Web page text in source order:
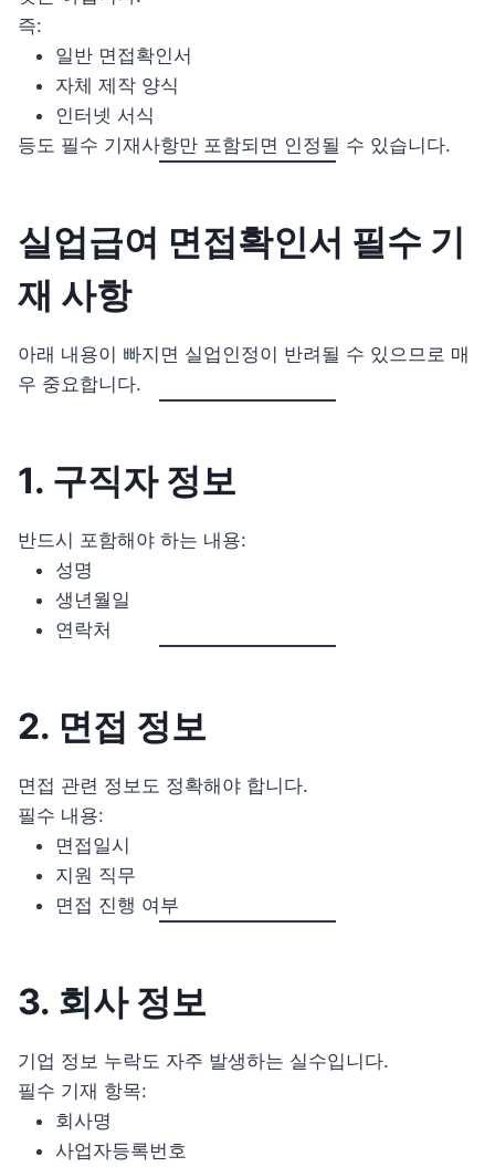
즉:
일반 면접확인서
자체 제작 양식
인터넷 서식
등도 필수 기재사항만 포함되면 인정될 수 있습니다.
실업급여 면접확인서 필수 기
재 사항
아래 내용이 빠지면 실업인정이 반려될 수 있으므로 매
우 중요합니다.
1. 구직자 정보
반드시 포함해야 하는 내용:
성명
생년월일
연락처
2. 면접 정보
면접 관련 정보도 정확해야 합니다.
필수 내용:
면접일시
지원 직무
면접 진행 여부
3. 회사 정보
기업 정보 누락도 자주 발생하는 실수입니다.
필수 기재 항목:
회사명
사업자등록번호